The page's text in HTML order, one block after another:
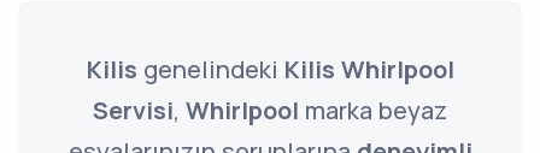
Kilis genelindeki Kilis Whirlpool
Servisi, Whirlpool marka beyaz